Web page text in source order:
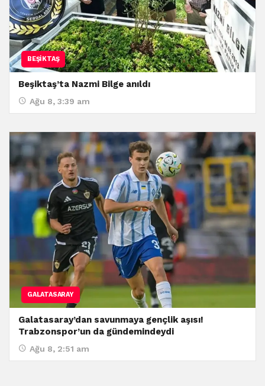
BEŞIKTAŞ
Beşiktaş’ta Nazmi Bilge anıldı
Ağu 8, 3:39 am
GALATASARAY
Galatasaray’dan savunmaya gençlik aşısı!
Trabzonspor’un da gündemindeydi
Ağu 8, 2:51 am